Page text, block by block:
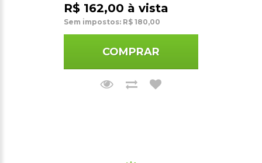
R$ 162,00 à vista
Sem impostos: R$ 180,00
COMPRAR